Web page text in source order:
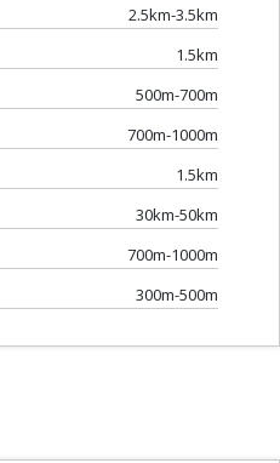
2.5km-3.5km
1.5km
500m-700m
700m-1000m
1.5km
30km-50km
700m-1000m
300m-500m